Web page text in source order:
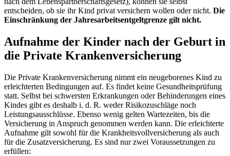
entscheiden, ob sie ihr Kind privat versichern wollen oder nicht. Die
Einschränkung der Jahresarbeitsentgeltgrenze gilt nicht.
Aufnahme der Kinder nach der Geburt in
die Private Krankenversicherung
Die Private Krankenversicherung nimmt ein neugeborenes Kind zu
erleichterten Bedingungen auf. Es findet keine Gesundheitsprüfung
statt. Selbst bei schwersten Erkrankungen oder Behinderungen eines
Kindes gibt es deshalb i. d. R. weder Risikozuschläge noch
Leistungsausschlüsse. Ebenso wenig gelten Wartezeiten, bis die
Versicherung in Anspruch genommen werden kann. Die erleichterte
Aufnahme gilt sowohl für die Krankheitsvollversicherung als auch
für die Zusatzversicherung. Es sind nur zwei Voraussetzungen zu
erfüllen: